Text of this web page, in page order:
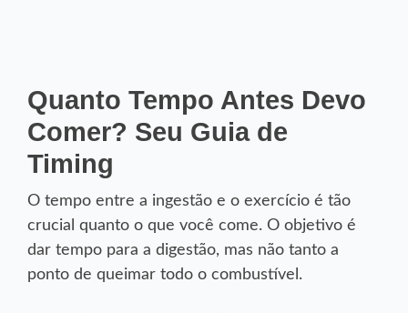
Quanto Tempo Antes Devo
Comer? Seu Guia de
Timing
O tempo entre a ingestão e o exercício é tão
crucial quanto o que você come. O objetivo é
dar tempo para a digestão, mas não tanto a
ponto de queimar todo o combustível.